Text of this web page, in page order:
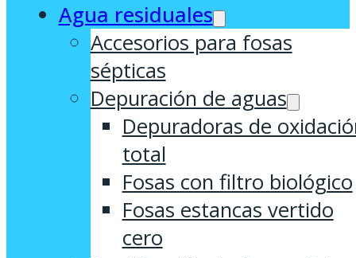
Agua residuales
Accesorios para fosas
sépticas
Depuración de aguas
Depuradoras de
total
Fosas con filtro biológico
Fosas estancas vertido
cero